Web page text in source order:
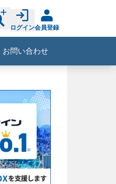
ログイン会員登録
お問い合わせ